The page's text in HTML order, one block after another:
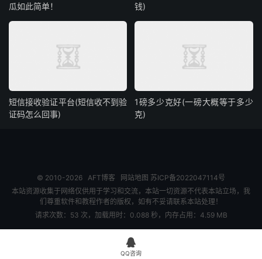
瓜如此简单！
钱)
短信接收验证平台(短信收不到验
证码怎么回事)
1磅多少克好(一磅大概等于多少
克)
© 2010-2026 AFT博客 网站地图 苏ICP备2022047114号
本站资源收集于网络仅供用于学习和交流，本站一切资源不代表本站立场，我
们尊重软件和教程作者的版权，如有不妥请联系本站处理！
请求次数：53 次，加载用时：0.088 秒，内存占用：4.59 MB

QQ咨询